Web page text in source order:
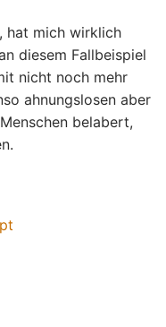
hat mich wirklich
diesem Fallbeispiel
nicht noch mehr
ahnungslosen aber
belabert,